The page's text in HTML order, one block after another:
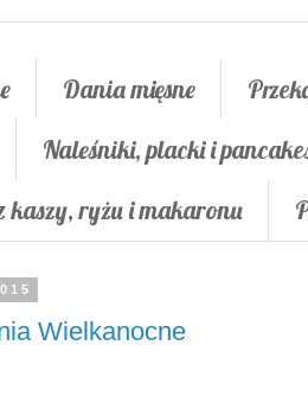
Dania mięsne
Naleśniki, placki i
kaszy, ryżu i makaronu
Wielkanocne